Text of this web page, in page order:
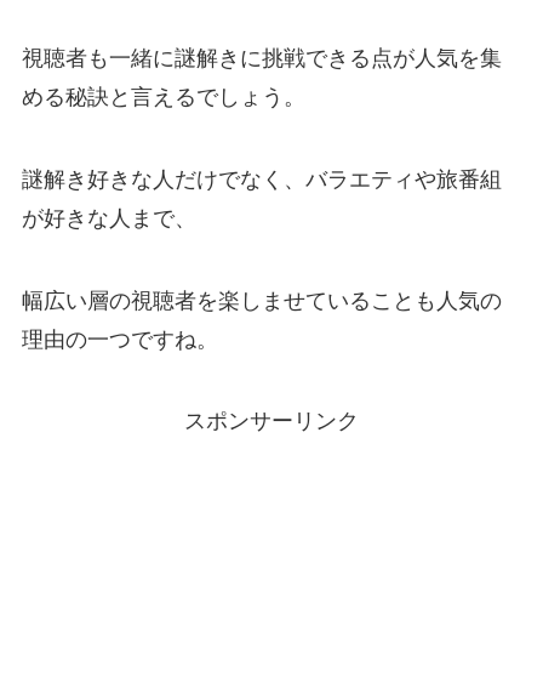
視聴者も一緒に謎解きに挑戦できる点が人気を集
める秘訣と言えるでしょう。
謎解き好きな人だけでなく、バラエティや旅番組
が好きな人まで、
幅広い層の視聴者を楽しませていることも人気の
理由の一つですね。
スポンサーリンク